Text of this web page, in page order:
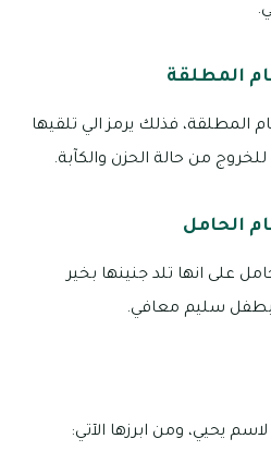
المطلقة
المطلقة، فذلك يرمز الي تلقيها
للخروج من حالة الحزن والكآبة.
الحامل
على انها تلد جنينها بخير
بطفل سليم معافي.
يحيي، ومن ابرزها الآتي: